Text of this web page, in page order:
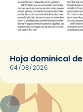
Hoja dominical
04/08/2026